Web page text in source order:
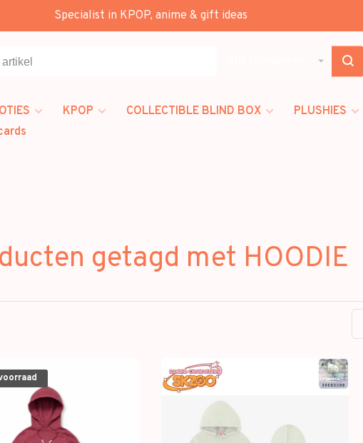
Specialist in KPOP, anime & gift ideas
KPOP COLLECTIBLE BLIND BOX PLUSHIES
getagd met HOODIE